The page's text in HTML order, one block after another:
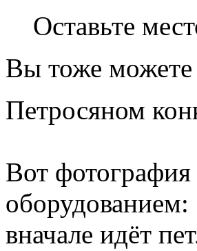
Оставьте
Вы тоже можете
Петросяном
Вот
оборудованием:
вначале идёт